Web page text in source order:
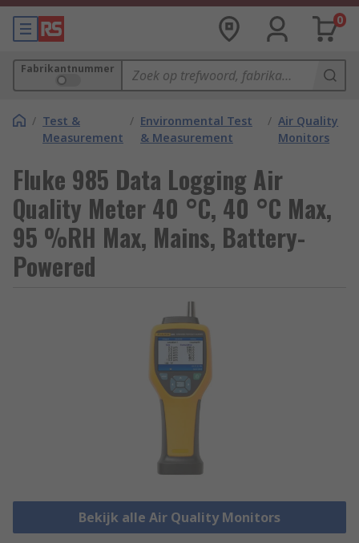
0
Fabrikantnummer
/ Test &
Measurement
/ Environmental Test
& Measurement
/ Air Quality
Monitors
Fluke 985 Data Logging Air
Quality Meter 40 °C, 40 °C Max,
95 %RH Max, Mains, Battery-
Powered
Bekijk alle Air Quality Monitors